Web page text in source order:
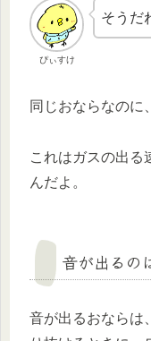
ぴぃすけ
そうだ
同じおならなのに
これはガスの出る
んだよ。
音が出るの
音が出るおならは